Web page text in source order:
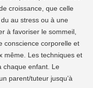
croissance, que celle
au stress ou à une
à favoriser le sommeil,
conscience corporelle et
même. Les techniques et
chaque enfant. Le
parent/tuteur jusqu’à